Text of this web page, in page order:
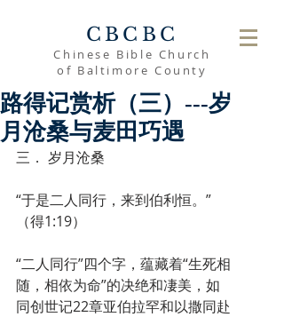
CBCBC
Chinese Bible Church
of Baltimore County
路得记赏析（三）---岁
月沧桑与麦田巧遇
三． 岁月沧桑
“于是二人同行，来到伯利恒。”
（得1:19）
“二人同行”四个字，蕴藏着“生死相
随，相依为命”的决绝和凄美，如
同创世记22章亚伯拉罕和以撒同赴